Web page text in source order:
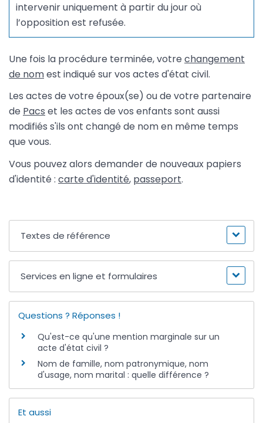
intervenir uniquement à partir du jour où
l’opposition est refusée.
Une fois la procédure terminée, votre changement
de nomest indiqué sur vos actes d'état civil.
Les actes de votre époux(se) ou de votre partenaire
de Pacs et les actes de vos enfants sont aussi
modifiés s'ils ont changé de nom en même temps
que vous.
Vous pouvez alors demander de nouveaux papiers
d'identité : carte d'identité, passeport.
Textes de référence
Services en ligne et formulaires
Questions ? Réponses !
Qu'est-ce qu'une mention marginale sur un
acte d'état civil ?
Nom de famille, nom patronymique, nom
d'usage, nom marital : quelle différence ?
Et aussi